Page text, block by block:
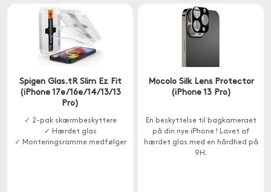
Spigen Glas.tR Slim Ez Fit
(iPhone 17e/16e/14/13/13
Pro)
✓ 2-pak skærmbeskyttere
✓ Hærdet glas
✓ Monteringsramme medfølger
Mocolo Silk Lens Protector
(iPhone 13 Pro)
En beskyttelse til bagkameraet
på din nye iPhone ! Lavet af
hærdet glas med en hårdhed på
9H.